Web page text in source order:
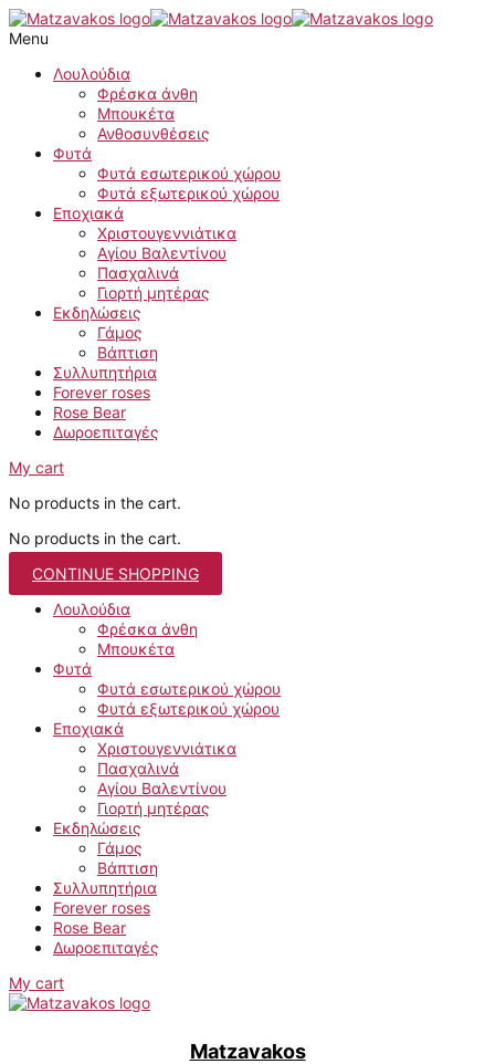
Skip
to
content
Menu
Λουλούδια
Φρέσκα άνθη
Μπουκέτα
Ανθοσυνθέσεις
Φυτά
Φυτά εσωτερικού χώρου
Φυτά εξωτερικού χώρου
Εποχιακά
Χριστουγεννιάτικα
Αγίου Βαλεντίνου
Πασχαλινά
Γιορτή μητέρας
Εκδηλώσεις
Γάμος
Βάπτιση
Συλλυπητήρια
Forever roses
Rose Bear
Δωροεπιταγές
My cart
No products in the cart.
No products in the cart.
CONTINUE SHOPPING
Λουλούδια
Φρέσκα άνθη
Μπουκέτα
Φυτά
Φυτά εσωτερικού χώρου
Φυτά εξωτερικού χώρου
Εποχιακά
Χριστουγεννιάτικα
Πασχαλινά
Αγίου Βαλεντίνου
Γιορτή μητέρας
Εκδηλώσεις
Γάμος
Βάπτιση
Συλλυπητήρια
Forever roses
Rose Bear
Δωροεπιταγές
My cart
Matzavakos
CYMBIDIUM
orchid
in
pink
color
quantity